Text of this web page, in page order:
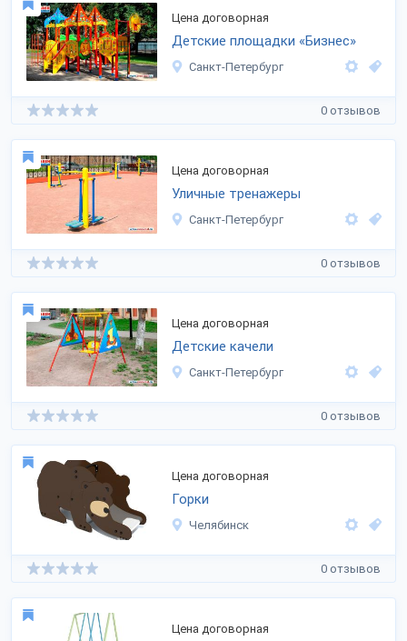
Цена договорная
Детские площадки «Бизнес»
Санкт-Петербург
0 отзывов
Цена договорная
Уличные тренажеры
Санкт-Петербург
0 отзывов
Цена договорная
Детские качели
Санкт-Петербург
0 отзывов
Цена договорная
Горки
Челябинск
0 отзывов
Цена договорная